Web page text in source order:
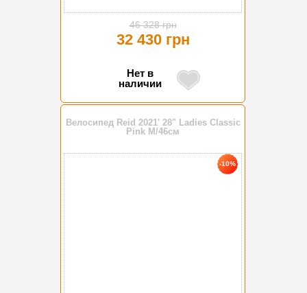
46 328 грн
32 430 грн
Нет в
наличии
Велосипед Reid 2021' 28" Ladies Classic
Pink M/46см
-10%